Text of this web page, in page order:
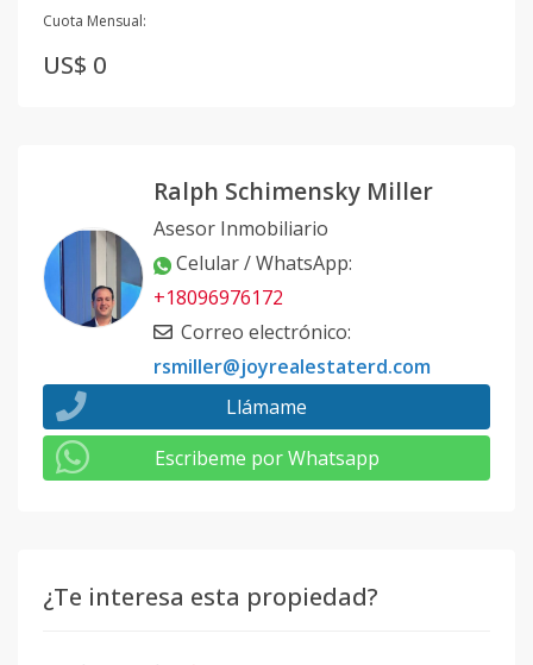
Cuota Mensual:
US$ 0
Ralph Schimensky Miller
Asesor Inmobiliario
Celular / WhatsApp:
+18096976172
Correo electrónico:
rsmiller@joyrealestaterd.com
Llámame
Escribeme por Whatsapp
¿Te interesa esta propiedad?